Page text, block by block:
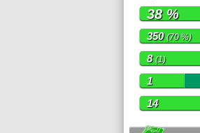
38 %
350(70 %)
8(1)
1
14